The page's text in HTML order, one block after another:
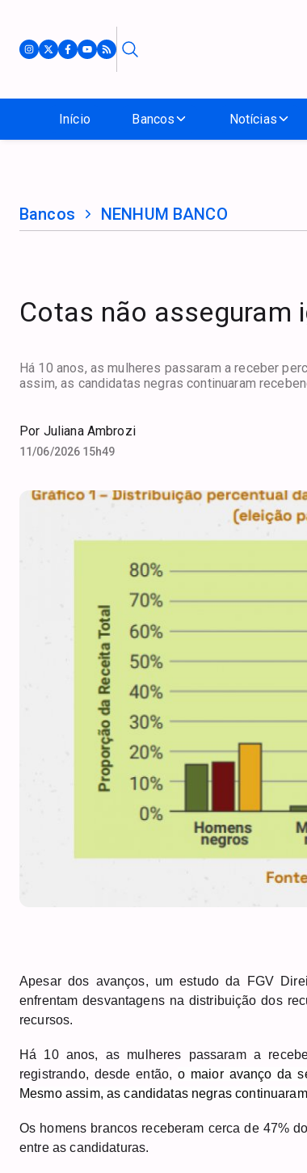
Início Bancos Notícias
Bancos NENHUM BANCO
Cotas não asseguram
Há 10 anos, as mulheres passaram a receber
assim, as candidatas negras continuaram
Por Juliana Ambrozi
11/06/2026 15h49
Apesar dos avanços, um estudo da FGV
enfrentam desvantagens na distribuição dos
recursos.
Há 10 anos, as mulheres passaram a
registrando, desde então, o maior avanço da
Mesmo assim, as candidatas negras
Os homens brancos receberam cerca de 47%
entre as candidaturas.